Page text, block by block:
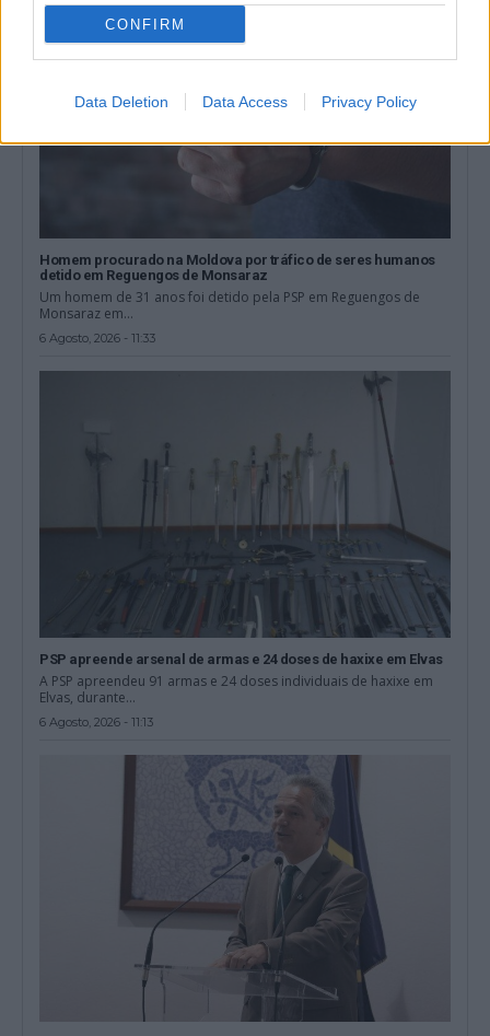
CONFIRM
Data Deletion Data Access Privacy Policy
Homem procurado na Moldova por tráfico de seres humanos
detido em Reguengos de Monsaraz
Um homem de 31 anos foi detido pela PSP em Reguengos de
Monsaraz em...
6 Agosto, 2026 - 11:33
PSP apreende arsenal de armas e 24 doses de haxixe em Elvas
A PSP apreendeu 91 armas e 24 doses individuais de haxixe em
Elvas, durante...
6 Agosto, 2026 - 11:13